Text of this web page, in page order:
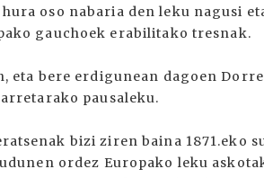
oso nabaria den leku nagusi
gauchoek erabilitako tresnak.
eta bere erdigunean dagoen
pausaleku.
bizi ziren baina 1871.eko
ordez Europako leku